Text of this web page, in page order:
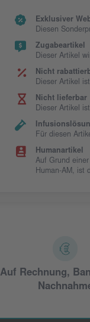
Exklusiver
Diesen
Zugabeartikel
Dieser Artikel
Nicht
Dieser Artikel
Nicht lieferbar
Dieser Artikel
Für diesen
Humanartikel
Auf Grund
Human-AM, ist
Auf Rechnung,